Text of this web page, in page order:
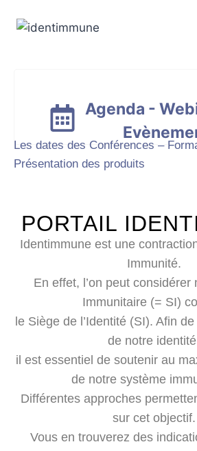
Agenda -
Les dates des Conférences –
Présentation des produits
PORTAIL
Identimmune est une
Immunité.
En effet, l’on peut considérer
Immunitaire (= SI)
le Siège de l’Identité (SI). Afin
de notre
il est essentiel de soutenir au
de notre système
Différentes approches
sur cet objectif.
Vous en trouverez des